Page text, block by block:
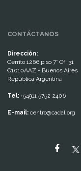
CONTÁCTANOS
Dirección:
Cerrito 1266 piso 7° Of. 31
C1010AAZ - Buenos Aires
República Argentina
Tel: +54911 5752 2406
E-mail: centro@cadal.org